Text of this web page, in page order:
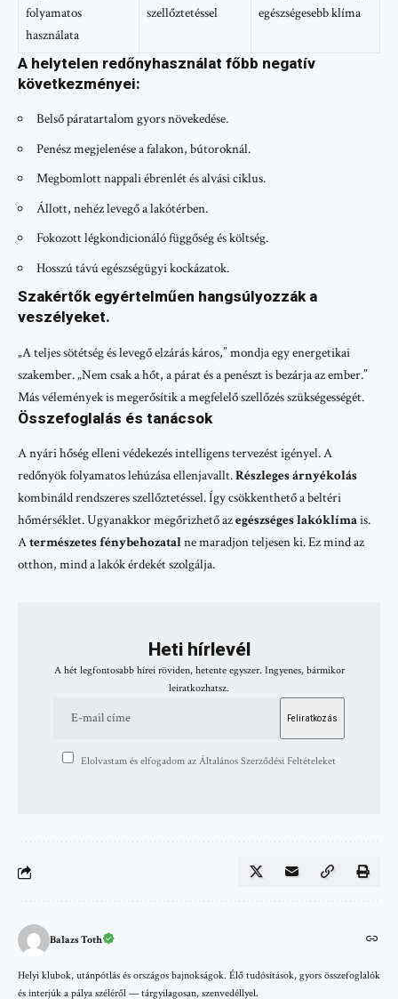
folyamatos
használata
szellőztetéssel
egészségesebb klíma
A helytelen redőnyhasználat főbb negatív
következményei:
Belső páratartalom gyors növekedése.
Penész megjelenése a falakon, bútoroknál.
Megbomlott nappali ébrenlét és alvási ciklus.
Állott, nehéz levegő a lakótérben.
Fokozott légkondicionáló függőség és költség.
Hosszú távú egészségügyi kockázatok.
Szakértők egyértelműen hangsúlyozzák a
veszélyeket.
„A teljes sötétség és levegő elzárás káros,” mondja egy energetikai
szakember. „Nem csak a hőt, a párat és a penészt is bezárja az ember.”
Más vélemények is megerősítik a megfelelő szellőzés szükségességét.
Összefoglalás és tanácsok
A nyári hőség elleni védekezés intelligens tervezést igényel. A
redőnyök folyamatos lehúzása ellenjavallt.Részleges árnyékolás
kombináld rendszeres szellőztetéssel. Így csökkenthető a beltéri
hőmérséklet. Ugyanakkor megőrizhető azegészséges lakóklímais.
Atermészetes fénybehozatalne maradjon teljesen ki. Ez mind az
otthon, mind a lakók érdekét szolgálja.
Heti hírlevél
A hét legfontosabb hírei röviden, hetente egyszer. Ingyenes, bármikor
leiratkozhatsz.
Elolvastam és elfogadom az Általános Szerződési Feltételeket
Balazs Toth
Helyi klubok, utánpótlás és országos bajnokságok. Élő tudósítások, gyors összefoglalók
és interjúk a pálya széléről — tárgyilagosan, szenvedéllyel.